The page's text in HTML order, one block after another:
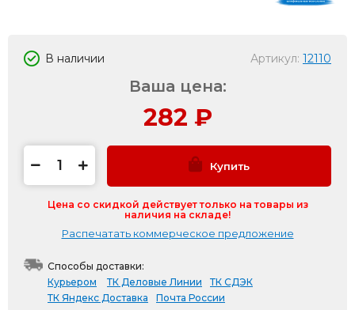
В наличии Артикул: 12110
Ваша цена:
282 ₽
Купить
Цена со скидкой действует только на товары из
наличия на складе!
Распечатать коммерческое предложение
Способы доставки:
Курьером
ТК Деловые Линии
ТК СДЭК
ТК Яндекс Доставка
Почта России